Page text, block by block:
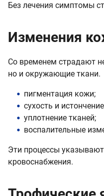
Без лечения симптомы
Изменения
Со временем страдают
но и окружающие ткани.
пигментация кожи;
сухость и
уплотнение тканей;
воспалительные
Эти процессы
кровоснабжения.